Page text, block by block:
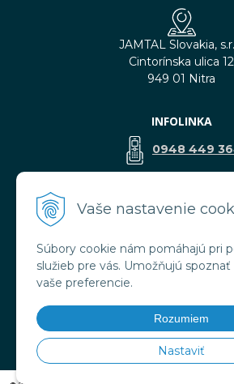
Vaše nastavenie
Súbory cookie nám pomáhajú pri
služieb pre vás. Umožňujú
vaše preferencie.
Rozumiem
Nastaviť
JAMTAL Slovakia,
Cintorínska ulica 12
949 01 Nitra
INFOLINKA
0948 449
VŠETKO O NÁKUPE
Obchodné
Doprava a platba
Ochrana osobných